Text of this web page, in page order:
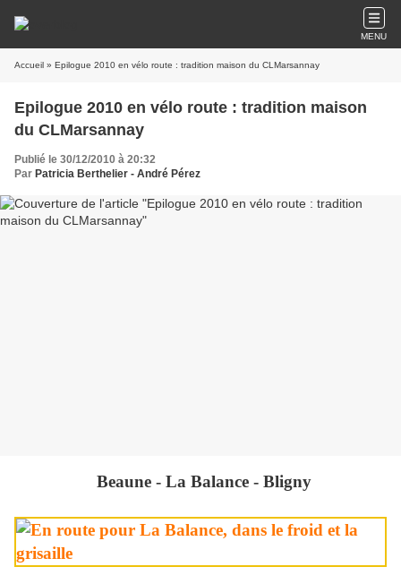
MENU
Accueil » Epilogue 2010 en vélo route : tradition maison du CLMarsannay
Epilogue 2010 en vélo route : tradition maison
du CLMarsannay
Publié le 30/12/2010 à 20:32
Par Patricia Berthelier - André Pérez
Beaune - La Balance - Bligny